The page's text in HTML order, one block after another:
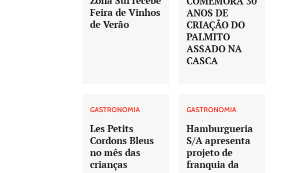
Feira de Vinhos
de Verão
ANOS DE
CRIAÇÃO DO
PALMITO
ASSADO NA
CASCA
GASTRONOMIA
Les Petits
Cordons Bleus
no mês das
crianças
GASTRONOMIA
Hamburgueria
S/A apresenta
projeto de
franquia da